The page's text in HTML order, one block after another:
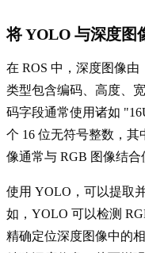
将 YOLO 与深度图
在 ROS 中，深度图像由
类型包含编码、高度、
码字段通常使用诸如
个 16 位无符号整数，
像通常与 RGB 图像结合
使用 YOLO，可以提取
如，YOLO 可以检测
精确定位深度图像中的